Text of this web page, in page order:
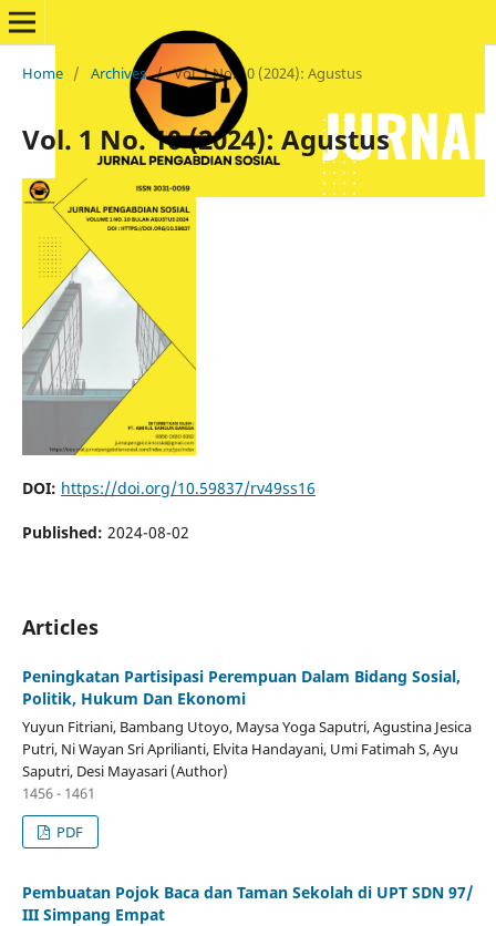
Home / Archives / Vol. 1 No. 10 (2024): Agustus
Vol. 1 No. 10 (2024): Agustus
DOI: https://doi.org/10.59837/rv49ss16
Published: 2024-08-02
Articles
Peningkatan Partisipasi Perempuan Dalam Bidang Sosial,
Politik, Hukum Dan Ekonomi
Yuyun Fitriani, Bambang Utoyo, Maysa Yoga Saputri, Agustina Jesica
Putri, Ni Wayan Sri Aprilianti, Elvita Handayani, Umi Fatimah S, Ayu
Saputri, Desi Mayasari (Author)
1456 - 1461
PDF
Pembuatan Pojok Baca dan Taman Sekolah di UPT SDN 97/
III Simpang Empat